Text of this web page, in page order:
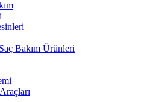
Bakım Ürünleri